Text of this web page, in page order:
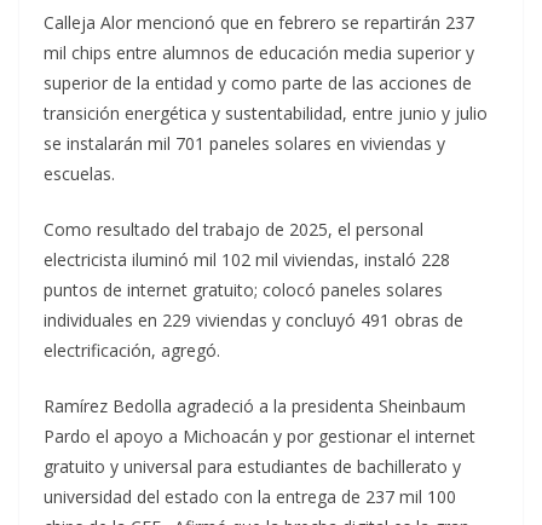
Calleja Alor mencionó que en febrero se repartirán 237
mil chips entre alumnos de educación media superior y
superior de la entidad y como parte de las acciones de
transición energética y sustentabilidad, entre junio y julio
se instalarán mil 701 paneles solares en viviendas y
escuelas.
Como resultado del trabajo de 2025, el personal
electricista iluminó mil 102 mil viviendas, instaló 228
puntos de internet gratuito; colocó paneles solares
individuales en 229 viviendas y concluyó 491 obras de
electrificación, agregó.
Ramírez Bedolla agradeció a la presidenta Sheinbaum
Pardo el apoyo a Michoacán y por gestionar el internet
gratuito y universal para estudiantes de bachillerato y
universidad del estado con la entrega de 237 mil 100